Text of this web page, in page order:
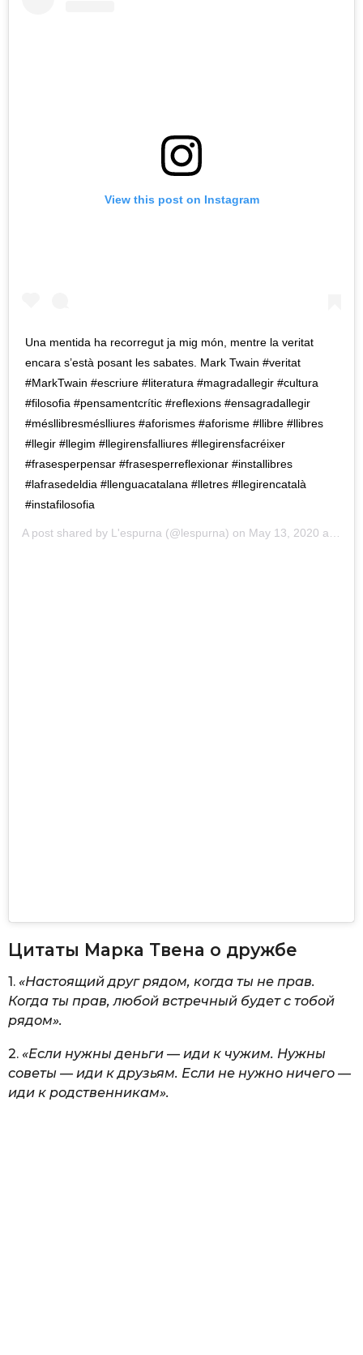
View this post on Instagram
Una mentida ha recorregut ja mig món, mentre la veritat
encara s’està posant les sabates. Mark Twain #veritat
#MarkTwain #escriure #literatura #magradallegir #cultura
#filosofia #pensamentcrític #reflexions #ensagradallegir
#mésllibresméslliures #aforismes #aforisme #llibre #llibres
#llegir #llegim #llegirensfalliures #llegirensfacréixer
#frasesperpensar #frasesperreflexionar #installibres
#lafrasedeldia #llenguacatalana #lletres #llegirencatalà
#instafilosofia
A post shared by L'espurna (@lespurna) on May 13, 2020 at 8:05am PDT
Цитаты Марка Твена о дружбе
1. «Настоящий друг рядом, когда ты не прав.
Когда ты прав, любой встречный будет с тобой
рядом».
2. «Если нужны деньги — иди к чужим. Нужны
советы — иди к друзьям. Если не нужно ничего —
иди к родственникам».